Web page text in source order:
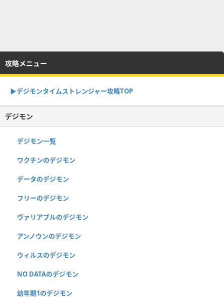
攻略メニュー
▶︎デジモンタイムストレンジャー攻略TOP
デジモン
デジモン一覧
ワクチンのデジモン
データのデジモン
フリーのデジモン
ヴァリアブルのデジモン
アンノウンのデジモン
ウィルスのデジモン
NO DATAのデジモン
幼年期1のデジモン